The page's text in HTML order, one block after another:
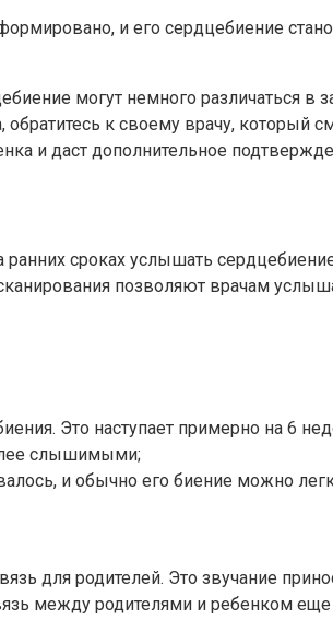
и его сердцебиение
могут немного различаться в
к своему врачу, который
и даст дополнительное
сроках услышать
позволяют врачам
Это наступает примерно на 6
слышимыми;
и обычно его биение можно
для родителей. Это звучание
между родителями и ребенком